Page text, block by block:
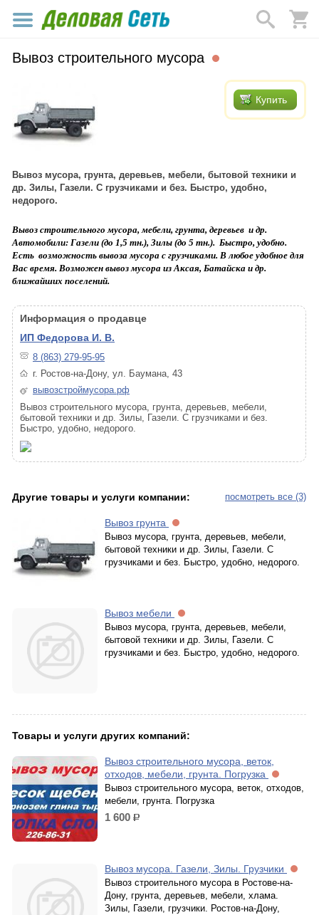
Вывоз строительного мусора
Купить
Вывоз мусора, грунта, деревьев, мебели, бытовой техники и
др. Зилы, Газели. С грузчиками и без. Быстро, удобно,
недорого.
Вывоз строительного мусора, мебели, грунта, деревьев и др.
Автомобили: Газели (до 1,5 тн.), Зилы (до 5 тн.). Быстро, удобно.
Есть возможность вывоза мусора с грузчиками. В любое удобное для
Вас время. Возможен вывоз мусора из Аксая, Батайска и др.
ближайших поселений.
Информация о продавце
ИП Федорова И. В.
8 (863) 279-95-95
г. Ростов-на-Дону, ул. Баумана, 43
вывозстроймусора.рф
Вывоз строительного мусора, грунта, деревьев, мебели,
бытовой техники и др. Зилы, Газели. С грузчиками и без.
Быстро, удобно, недорого.
посмотреть все (3)
Другие товары и услуги компании:
Вывоз грунта
Вывоз мусора, грунта, деревьев, мебели,
бытовой техники и др. Зилы, Газели. С
грузчиками и без. Быстро, удобно, недорого.
Вывоз мебели
Вывоз мусора, грунта, деревьев, мебели,
бытовой техники и др. Зилы, Газели. С
грузчиками и без. Быстро, удобно, недорого.
Товары и услуги других компаний:
Вывоз строительного мусора, веток,
отходов, мебели, грунта. Погрузка
Вывоз строительного мусора, веток, отходов,
мебели, грунта. Погрузка
1 600 р.
Вывоз мусора. Газели, Зилы. Грузчики
Вывоз строительного мусора в Ростове-на-
Дону, грунта, деревьев, мебели, хлама.
Зилы, Газели, грузчики. Ростов-на-Дону,